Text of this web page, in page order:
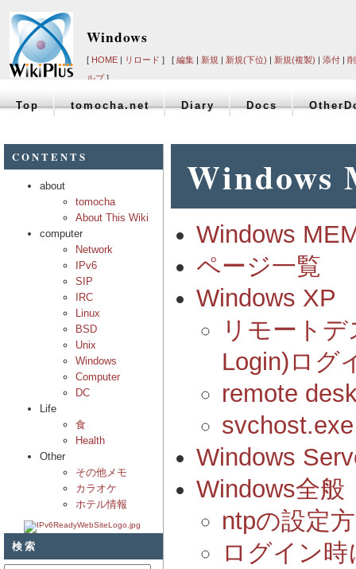
Windows
[ HOME | リロード ] [ 編集 | 新規 | 新規(下位) | 新規(複製) | 添付 |
ルプ]
Top tomocha.net Diary Docs
CONTENTS
about
tomocha
About This Wiki
computer
Network
IPv6
SIP
IRC
Linux
BSD
Unix
Windows
Computer
DC
Life
食
Health
Other
その他メモ
カラオケ
ホテル情報
検索
Windows
ページ一覧
Windows XP
リモート
Login)ログ
remote
Windows
Windows全般
ntpの設定
ログイン